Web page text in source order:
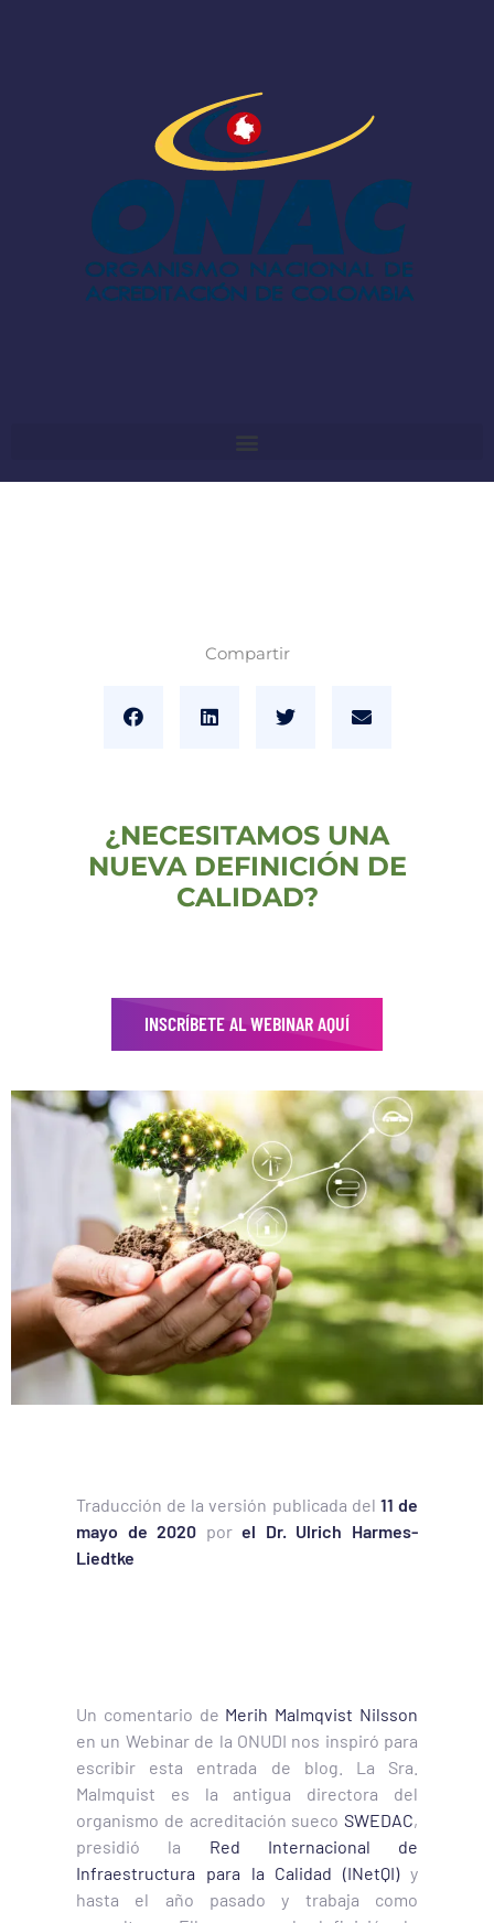
Compartir
¿NECESITAMOS UNA
NUEVA DEFINICIÓN DE
CALIDAD?
INSCRÍBETE AL WEBINAR AQUÍ
Traducción de la versión publicada del 11 de
mayo de 2020 porel Dr. Ulrich Harmes-
Liedtke
Un comentario de Merih Malmqvist Nilsson
en un Webinar de la ONUDI nos inspiró para
escribir esta entrada de blog. La Sra.
Malmquist es la antigua directora del
organismo de acreditación sueco SWEDAC,
presidió la Red Internacional de
Infraestructura para la Calidad (INetQI)y
hasta el año pasado y trabaja como